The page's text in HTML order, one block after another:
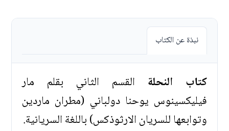
نبذة عن الكتاب
كتاب النحلة القسم الثاني بقلم مار
فيليكسينوس يوحنا دولباني (مطران ماردين
وتوابعها للسريان الارثوذكس) باللغة السريانية.